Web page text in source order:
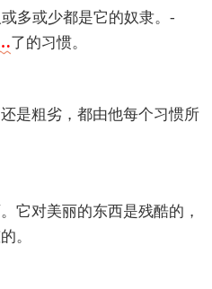
多或少都是它的奴隶。-
了的习惯。
是粗劣，都由他每个习惯所
它对美丽的东西是残酷的，
。